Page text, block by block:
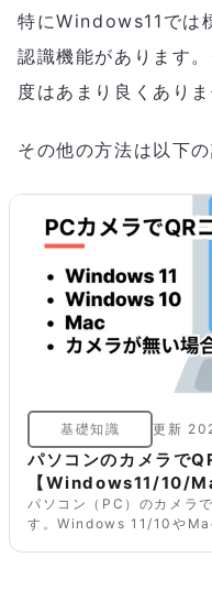
特にWindows11では
認識機能があります
度はあまり良くあり
その他の方法は以下
基礎知識 更新
パソコンのカメラで
【Windows11/10/
パソコン（PC）のカメラ
す。Windows 11/10や